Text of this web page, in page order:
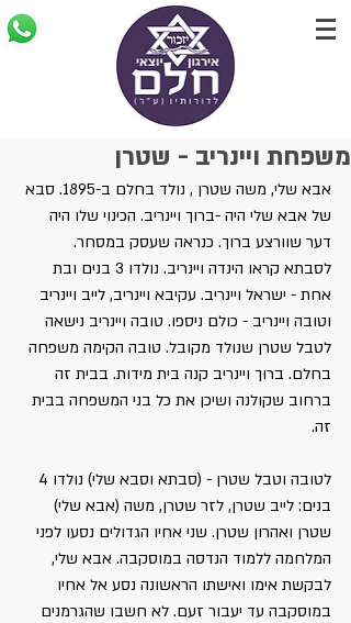
משפחת ויינריב - שטרן
אבא שלי, משה שטרן , נולד בחלם ב-1895. סבא
של אבא שלי היה -ברוך ויינריב. הכינוי שלו היה
דער שוורצע ברוך. כנראה שעסק במסחר.
לסבתא קראו הינדה ויינריב. נולדו 3 בנים ובת
אחת - ישראל ויינריב. עקיבא ויינריב, לייב ויינריב
וטובה ויינריב - כולם ניספו. טובה ויינריב נישאה
לטבל שטרן שנולד מקובל. טובה הקימה משפחה
בחלם. ברוך ויינריב קנה בית מידות. בבית זה
ברחוב שקולנה ושיכן את כל בני המשפחה בבית
זה.
בנים: לייב שטרן, לזר שטרן, משה (אבא שלי)
שטרן ואהרון שטרן. שני אחיו הגדולים נסעו לפני
המלחמה ללמוד הנדסה במוסקבה. אבא שלי,
לבקשת אימו ואישתו הראשונה נסע אל אחיו
במוסקבה עד יעבור זעם. לא חשבו שהגרמנים